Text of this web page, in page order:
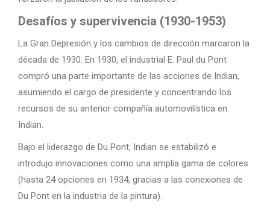
Desafíos y supervivencia (1930-1953)
La Gran Depresión y los cambios de dirección marcaron la
década de 1930. En 1930, el industrial E. Paul du Pont
compró una parte importante de las acciones de Indian,
asumiendo el cargo de presidente y concentrando los
recursos de su anterior compañía automovilística en
Indian.
Bajo el liderazgo de Du Pont, Indian se estabilizó e
introdujo innovaciones como una amplia gama de colores
(hasta 24 opciones en 1934, gracias a las conexiones de
Du Pont en la industria de la pintura).